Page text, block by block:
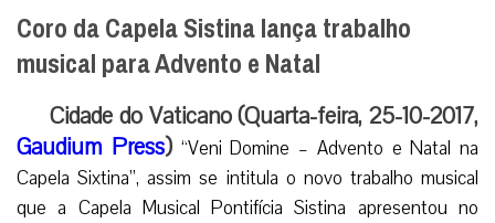
Coro da Capela Sistina lança trabalho
musical para Advento e Natal
Cidade do Vaticano (Quarta-feira, 25-10-2017,
Gaudium Press)“Veni Domine – Advento e Natal na
Capela Sixtina”, assim se intitula o novo trabalho musical
que a Capela Musical Pontifícia Sistina apresentou no